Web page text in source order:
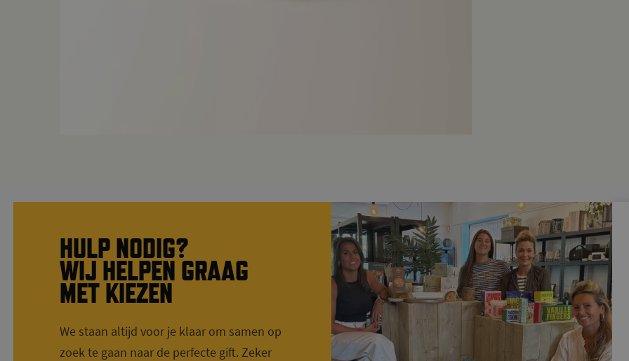
HULP NODIG?
WIJ HELPEN GRAAG
MET KIEZEN
We staan altijd voor je klaar om samen op
zoek te gaan naar de perfecte gift. Zeker